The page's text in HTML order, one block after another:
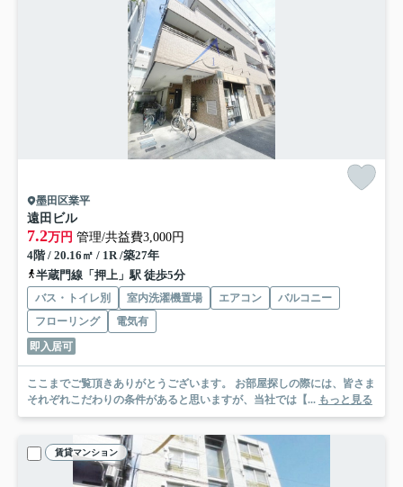
墨田区業平
遠田ビル
7.2万円 管理/共益費3,000円
4階 / 20.16㎡ / 1R /築27年
半蔵門線「押上」駅 徒歩5分
バス・トイレ別 室内洗濯機置場 エアコン
バルコニー
フローリング
電気有
即入居可
ここまでご覧頂きありがとうございます。 お部屋探しの際には、皆さま
それぞれこだわりの条件があると思いますが、当社では【... もっと見る
賃貸マンション